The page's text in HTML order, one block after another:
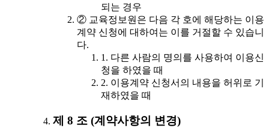
되는 경우
② 교육정보원은 다음 각 호에 해당하는 이용
계약 신청에 대하여는 이를 거절할 수 있습니
다.
1. 다른 사람의 명의를 사용하여 이용신
청을 하였을 때
2. 이용계약 신청서의 내용을 허위로 기
재하였을 때
제 8 조 (계약사항의 변경)